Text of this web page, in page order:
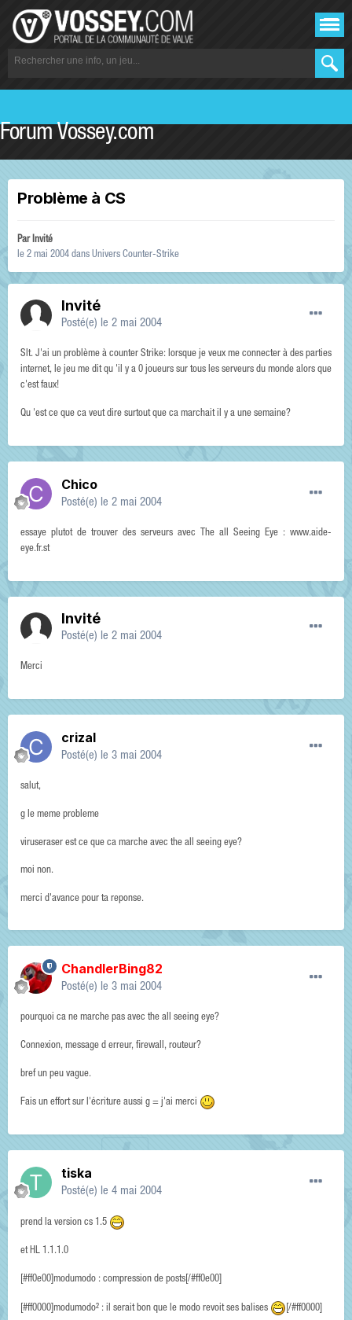
Forum Vossey.com
Problème à CS
Par Invité
le 2 mai 2004 dans Univers Counter-Strike
Invité
Posté(e) le 2 mai 2004
Slt. J'ai un problème à counter Strike: lorsque je veux me connecter à des parties
internet, le jeu me dit qu 'il y a 0 joueurs sur tous les serveurs du monde alors que
c'est faux!
Qu 'est ce que ca veut dire surtout que ca marchait il y a une semaine?
Chico
Posté(e) le 2 mai 2004
essaye plutot de trouver des serveurs avec The all Seeing Eye : www.aide-
eye.fr.st
Invité
Posté(e) le 2 mai 2004
Merci
crizal
Posté(e) le 3 mai 2004
salut,
g le meme probleme
viruseraser est ce que ca marche avec the all seeing eye?
moi non.
merci d'avance pour ta reponse.
ChandlerBing82
Posté(e) le 3 mai 2004
pourquoi ca ne marche pas avec the all seeing eye?
Connexion, message d erreur, firewall, routeur?
bref un peu vague.
Fais un effort sur l'écriture aussi g = j'ai merci
tiska
Posté(e) le 4 mai 2004
prend la version cs 1.5
et HL 1.1.1.0
[#ff0e00]modumodo : compression de posts[/#ff0e00]
[#ff0000]modumodo² : il serait bon que le modo revoit ses balises [/#ff0000]